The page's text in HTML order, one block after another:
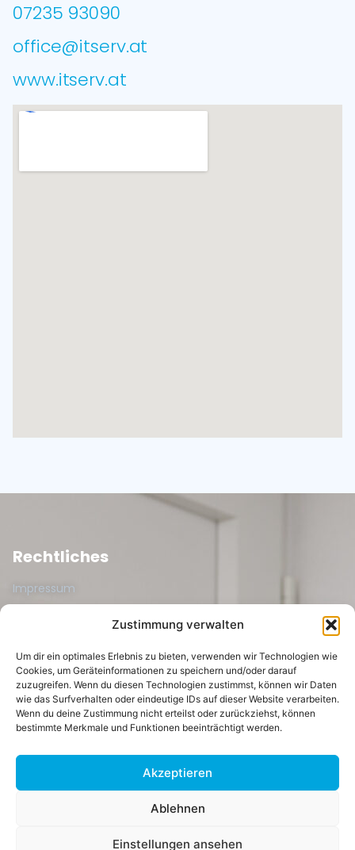
Zustimmung verwalten
Um dir ein optimales Erlebnis zu bieten, verwenden wir Technologien wie
Cookies, um Geräteinformationen zu speichern und/oder darauf
zuzugreifen. Wenn du diesen Technologien zustimmst, können wir Daten
wie das Surfverhalten oder eindeutige IDs auf dieser Website verarbeiten.
Wenn du deine Zustimmung nicht erteilst oder zurückziehst, können
bestimmte Merkmale und Funktionen beeinträchtigt werden.
Akzeptieren
Ablehnen
Einstellungen ansehen
07235 93090
office@itserv.at
www.itserv.at
Rechtliches
Impressum
Datenschutzerklärung
AGB
Abonnieren Sie uns